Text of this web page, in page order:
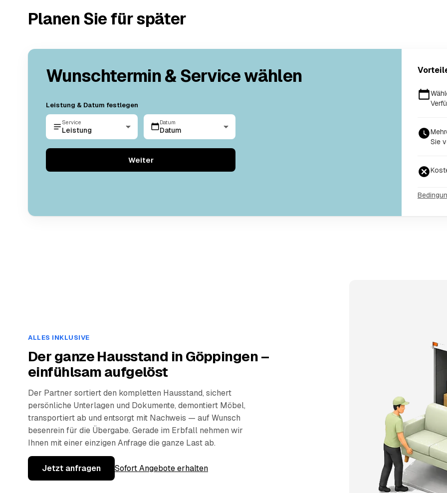
Planen Sie für später
Wunschtermin & Service wählen
Leistung & Datum festlegen
Service
Leistung
Datum
Datum
Weiter
Sie
ALLES INKLUSIVE
Der ganze Hausstand in Göppingen –
einfühlsam aufgelöst
Der Partner sortiert den kompletten Hausstand, sichert
persönliche Unterlagen und Dokumente, demontiert Möbel,
transportiert ab und entsorgt mit Nachweis — auf Wunsch
besenrein für die Übergabe. Gerade im Erbfall nehmen wir
Ihnen mit einer einzigen Anfrage die ganze Last ab.
Jetzt anfragen Sofort Angebote erhalten